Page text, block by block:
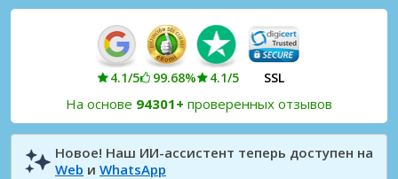
4.1/5 99.68% 4.1/5 SSL
На основе 94301+ проверенных отзывов
Новое! Наш ИИ-ассистент теперь доступен на
Web и WhatsApp